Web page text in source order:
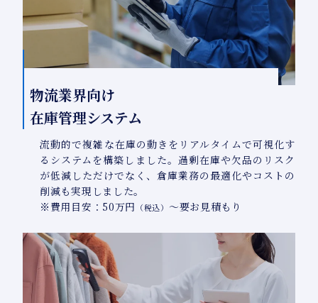
物流業界向け
在庫管理システム
流動的で複雑な在庫の動きをリアルタイムで可視化す
るシステムを構築しました。過剰在庫や欠品のリスク
が低減しただけでなく、倉庫業務の最適化やコストの
削減も実現しました。
※費用目安：50万円 （税込） ～要お見積もり